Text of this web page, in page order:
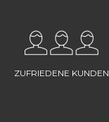
ZUFRIEDENE KUNDEN